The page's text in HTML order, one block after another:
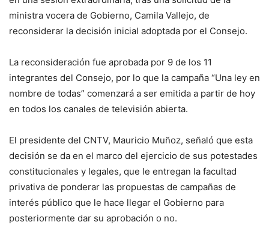
ministra vocera de Gobierno, Camila Vallejo, de
reconsiderar la decisión inicial adoptada por el Consejo.
La reconsideración fue aprobada por 9 de los 11
integrantes del Consejo, por lo que la campaña “Una ley en
nombre de todas” comenzará a ser emitida a partir de hoy
en todos los canales de televisión abierta.
El presidente del CNTV, Mauricio Muñoz, señaló que esta
decisión se da en el marco del ejercicio de sus potestades
constitucionales y legales, que le entregan la facultad
privativa de ponderar las propuestas de campañas de
interés público que le hace llegar el Gobierno para
posteriormente dar su aprobación o no.